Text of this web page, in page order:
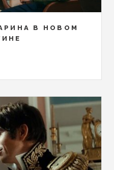
В НОВОМ